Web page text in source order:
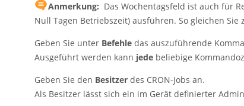
Anmerkung: Das Wochentagsfeld ist auch für
Null Tagen Betriebszeit) ausführen. So gleichen
Geben Sie unter Befehle das auszuführende
Ausgeführt werden kann jede beliebige
Geben Sie den Besitzer des CRON-Jobs an.
Als Besitzer lässt sich ein im Gerät definierter